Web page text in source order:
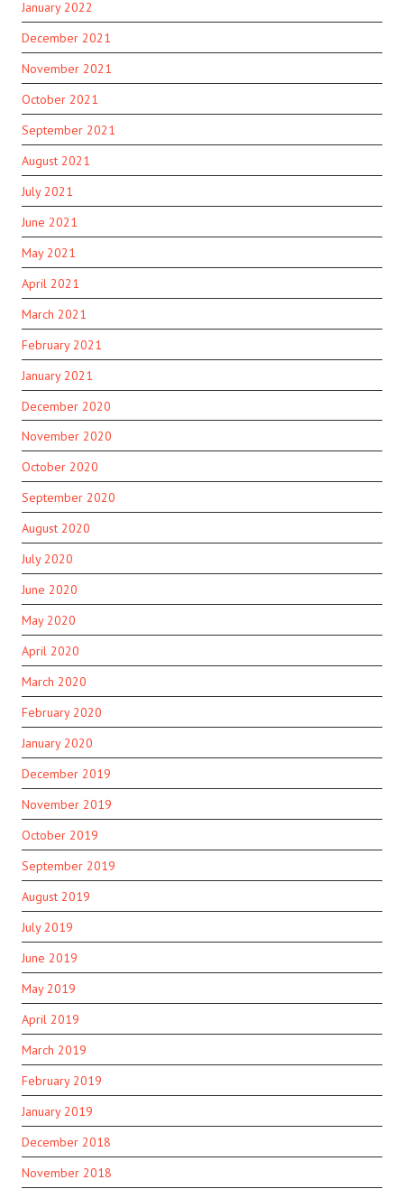
January 2022
December 2021
November 2021
October 2021
September 2021
August 2021
July 2021
June 2021
May 2021
April 2021
March 2021
February 2021
January 2021
December 2020
November 2020
October 2020
September 2020
August 2020
July 2020
June 2020
May 2020
April 2020
March 2020
February 2020
January 2020
December 2019
November 2019
October 2019
September 2019
August 2019
July 2019
June 2019
May 2019
April 2019
March 2019
February 2019
January 2019
December 2018
November 2018